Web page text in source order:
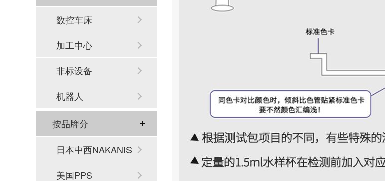
数控车床
加工中心
非标设备
机器人
按品牌分
日本中西NAKANIS
HI
美国PPS